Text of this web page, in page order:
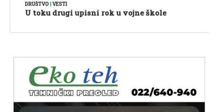
DRUŠTVO|VESTI
U toku drugi upisni rok u vojne škole